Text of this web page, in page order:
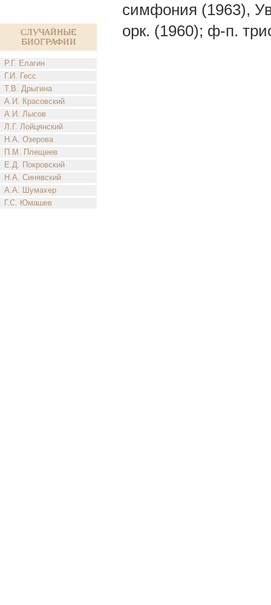
Случайные
биографии
Р.Г. Елагин
Г.И. Гесс
Т.В. Дрыгина
А.И. Красовский
А.И. Лысов
Л.Г. Лойцянский
Н.А. Озерова
П.М. Плещеев
Е.Д. Покровский
Н.А. Синявский
А.А. Шумахер
Г.С. Юмашев
симфония (1963),
орк. (1960); ф-п.